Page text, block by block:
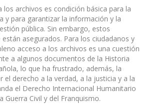
los archivos es condición básica para la
y para garantizar la información y la
pública. Sin embargo, estos
asegurados. Para los ciudadanos y
acceso a los archivos es una cuestión
a algunos documentos de la Historia
lo que ha frustrado, además, la
el derecho a la verdad, a la justicia y a la
el Derecho Internacional Humanitario
Guerra Civil y del Franquismo.